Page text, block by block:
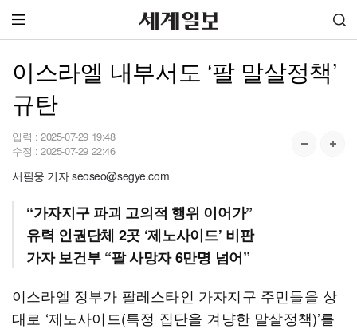
이스라엘 내부서도 ‘팔 말살정책’
규탄
입력 : 2025-07-29 19:48
수정 : 2025-07-29 22:46
서필웅 기자 seoseo@segye.com
“가자지구 파괴 고의적 행위 이어가”
유력 인권단체 2곳 ‘제노사이드’ 비판
가자 보건부 “팔 사망자 6만명 넘어”
이스라엘 정부가 팔레스타인 가자지구 주민들을 상
대로 ‘제노사이드(특정 집단을 겨냥한 말살정책)’를